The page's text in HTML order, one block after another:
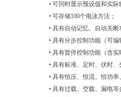
• 可同时显示预设值和实际
• 可存储100个电泳方法；
• 具有自动记忆、自动关断
• 具有分步控制功能（可
• 具有暂停控制功能（含
• 具有标准、定时、伏时
• 具有恒压、恒流、恒功
• 具有过载、空载、漏电